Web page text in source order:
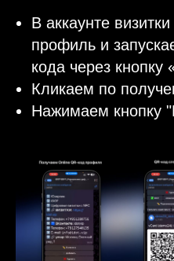
В аккаунте
профиль и
кода через кнопку
Кликаем по
Нажимаем кнопку